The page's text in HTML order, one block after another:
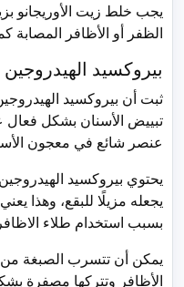
يجب خلط زيت الأوريجانو
الظفر أو الأظافر
بيروكسيد الهيدروجين
ثبت أن بيروكسيد
تبييض الأسنان بشكل فعال
عنصر شائع في معجون
يحتوي بيروكسيد
يجعله مزيلًا للبقع، وهذا
بسبب استخدام طلاء
يمكن أن تتسرب الصبغة من
الأظافر وتتركها مصفرة